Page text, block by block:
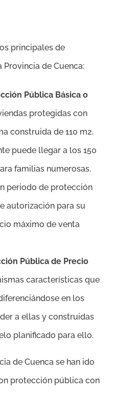
principales de
de Cuenca:
Pública Básica o
protegidas con
construida de 110 m2,
puede llegar a los 150
familias numerosas.
periodo de protección
autorización para su
máximo de venta
Pública de Precio
características que
en los
a ellas y construidas
planificado para ello.
de Cuenca se han ido
protección pública con